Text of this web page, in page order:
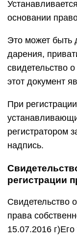
основании
Это может быть
дарения,
свидетельство
этот документ
При
регистратором
надпись.
регистрации
Свидетельство
права
15.07.2016